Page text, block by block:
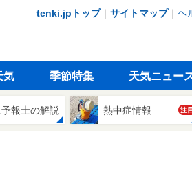
tenki.jpトップ｜ サイトマップ｜ ヘ
気 季節特集 天気ニュー
報士の解説 熱中症情報 注目